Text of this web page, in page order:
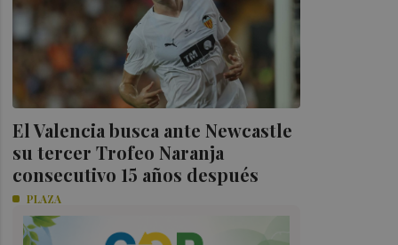
El Valencia busca ante Newcastle
su tercer Trofeo Naranja
consecutivo 15 años después
PLAZA